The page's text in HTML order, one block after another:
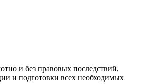
и без правовых последствий,
и подготовки всех необходимых